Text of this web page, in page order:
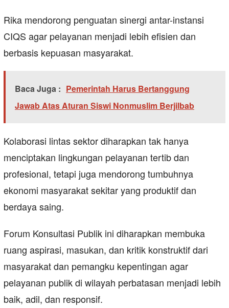
Rika mendorong penguatan sinergi antar-instansi
CIQS agar pelayanan menjadi lebih efisien dan
berbasis kepuasan masyarakat.
Baca Juga : Pemerintah Harus Bertanggung
Jawab Atas Aturan Siswi Nonmuslim Berjilbab
Kolaborasi lintas sektor diharapkan tak hanya
menciptakan lingkungan pelayanan tertib dan
profesional, tetapi juga mendorong tumbuhnya
ekonomi masyarakat sekitar yang produktif dan
berdaya saing.
Forum Konsultasi Publik ini diharapkan membuka
ruang aspirasi, masukan, dan kritik konstruktif dari
masyarakat dan pemangku kepentingan agar
pelayanan publik di wilayah perbatasan menjadi lebih
baik, adil, dan responsif.